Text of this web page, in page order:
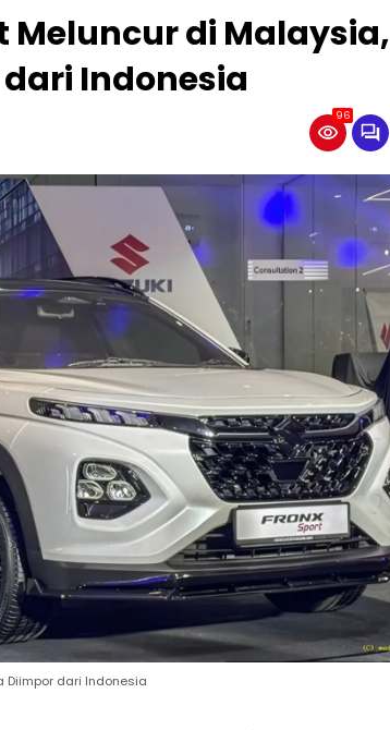
Meluncur di Malaysia,
Indonesia
96
Diimpor dari Indonesia